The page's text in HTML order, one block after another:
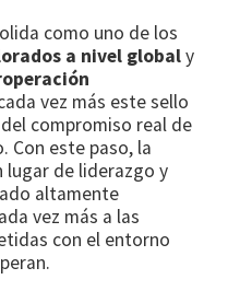
como uno de los
a nivel globaly
vez más este sello
compromiso real de
Con este paso, la
lugar de liderazgo y
altamente
vez más a las
con el entorno